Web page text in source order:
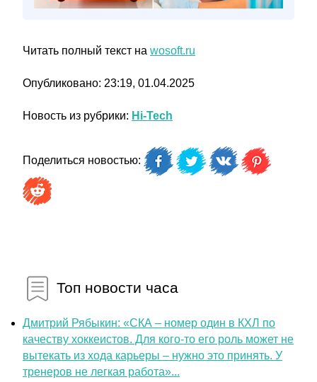
Читать полный текст на wosoft.ru
Опубликовано: 23:19, 01.04.2025
Новость из рубрики: Hi-Tech
Поделиться новостью:
Топ новости часа
Дмитрий Рябыкин: «СКА – номер один в КХЛ по
качеству хоккеистов. Для кого-то его роль может не
вытекать из хода карьеры – нужно это принять. У
тренеров не легкая работа»...